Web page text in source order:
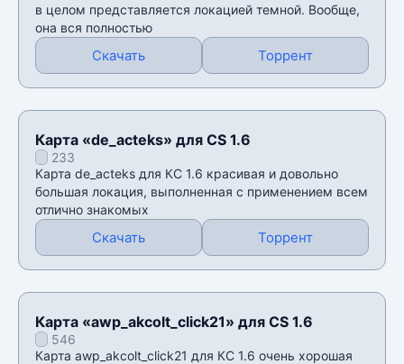
в целом представляется локацией темной. Вообще,
она вся полностью
Скачать Торрент
Карта «de_acteks» для CS 1.6
233
Карта de_acteks для КС 1.6 красивая и довольно
большая локация, выполненная с применением всем
отлично знакомых
Скачать Торрент
Карта «awp_akcolt_click21» для CS 1.6
546
Карта awp_akcolt_click21 для КС 1.6 очень хорошая